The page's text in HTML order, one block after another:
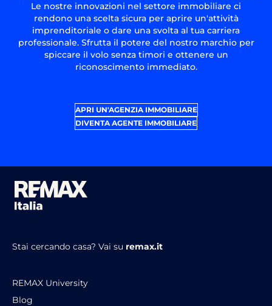
Le nostre innovazioni nel settore immobiliare ci
rendono una scelta sicura per aprire un'attività
imprenditoriale o dare una svolta al tua carriera
professionale. Sfrutta il potere del nostro marchio per
spiccare il volo senza timori e ottenere un
riconoscimento immediato.
APRI UN'AGENZIA IMMOBILIARE
DIVENTA AGENTE IMMOBILIARE
Stai cercando casa? Vai su remax.it
REMAX University
Blog